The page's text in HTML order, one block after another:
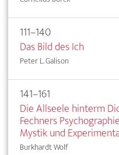
111–140
Das Bild des Ich
Peter L. Galison
141–161
Die Allseele hinterm
Fechners
Mystik und
Burkhardt Wolf